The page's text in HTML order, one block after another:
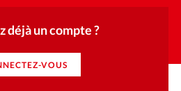
déjà un compte ?
VOUS